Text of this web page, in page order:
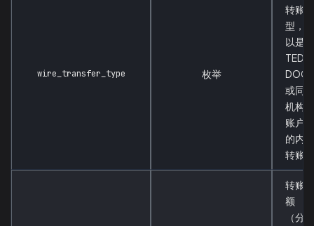
wire_transfer_type 枚举
转账类
型，可
以是
TED、
DOC
或同一
机构内
账户间
的内部
转账。
转账金
额
（分）